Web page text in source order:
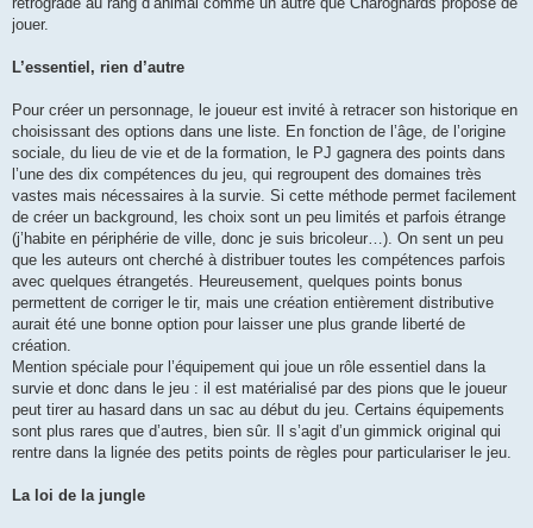
jouer.
L’essentiel, rien d’autre
Pour créer un personnage, le joueur est invité à retracer son historique en
choisissant des options dans une liste. En fonction de l’âge, de l’origine
sociale, du lieu de vie et de la formation, le PJ gagnera des points dans
l’une des dix compétences du jeu, qui regroupent des domaines très
vastes mais nécessaires à la survie. Si cette méthode permet facilement
de créer un background, les choix sont un peu limités et parfois étrange
(j’habite en périphérie de ville, donc je suis bricoleur…). On sent un peu
que les auteurs ont cherché à distribuer toutes les compétences parfois
avec quelques étrangetés. Heureusement, quelques points bonus
permettent de corriger le tir, mais une création entièrement distributive
aurait été une bonne option pour laisser une plus grande liberté de
création.
Mention spéciale pour l’équipement qui joue un rôle essentiel dans la
survie et donc dans le jeu : il est matérialisé par des pions que le joueur
peut tirer au hasard dans un sac au début du jeu. Certains équipements
sont plus rares que d’autres, bien sûr. Il s’agit d’un gimmick original qui
rentre dans la lignée des petits points de règles pour particulariser le jeu.
La loi de la jungle